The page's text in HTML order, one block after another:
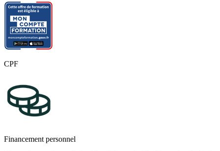
Unité 1 : Comprendre le cadre réglementaire de l’IA
Unité 2 : Identifier les risques éthiques et juridiques
Unité 3 : Mettre en œuvre une veille réglementaire et des
mesures correctives
CPF
Financement personnel